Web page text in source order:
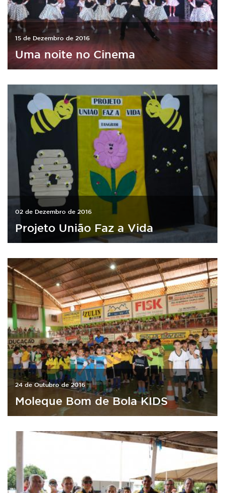
15 de Dezembro de 2016
Uma noite no Cinema
02 de Dezembro de 2016
Projeto União Faz a Vida
24 de Outubro de 2016
Moleque Bom de Bola KIDS